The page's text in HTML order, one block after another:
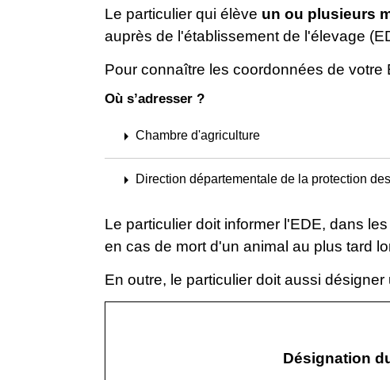
Le particulier qui élève un ou plusieurs
auprès de l'établissement de l'élevage
Pour connaître les coordonnées de
Où s’adresser ?
arrow_right Chambre d'agriculture
arrow_right Direction départementale de la protection
Le particulier doit informer l'EDE, dans
en cas de mort d'un animal au plus tard
En outre, le particulier doit aussi
Désignation